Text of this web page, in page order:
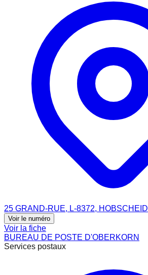
25 GRAND-RUE, L-8372, HOBSCHEID
Voir le numéro
Voir la fiche
BUREAU DE POSTE D'OBERKORN
Services postaux